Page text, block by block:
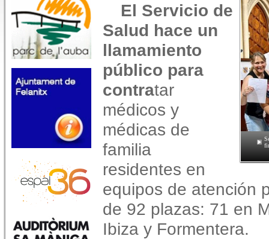
El Servicio de
Salud hace un
llamamiento
público para
contratar
médicos y
médicas de
familia
residentes en
equipos de atención
de 92 plazas: 71 en
Ibiza y Formentera.